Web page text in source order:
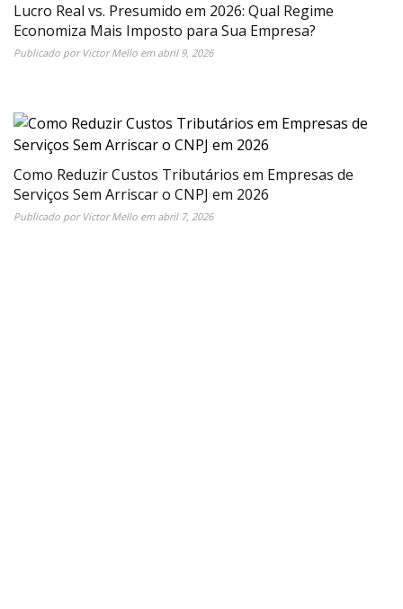
Lucro Real vs. Presumido em 2026: Qual Regime
Economiza Mais Imposto para Sua Empresa?
Publicado por Victor Mello em abril 9, 2026
Como Reduzir Custos Tributários em Empresas de
Serviços Sem Arriscar o CNPJ em 2026
Publicado por Victor Mello em abril 7, 2026